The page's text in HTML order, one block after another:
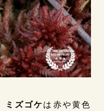
ミズゴケは赤や黄色